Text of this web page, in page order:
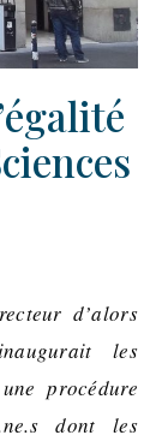
les
procédure
dont les